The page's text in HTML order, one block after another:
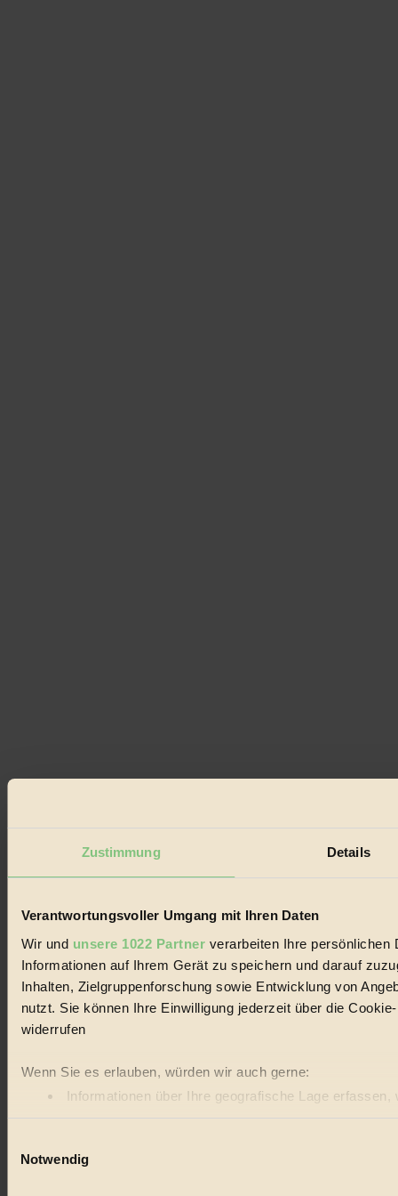
Zustimmung Details
Verantwortungsvoller Umgang mit Ihren Daten
Wir und unsere 1022 Partnerverarbeiten Ihre persönlichen
Informationen auf Ihrem Gerät zu speichern und darauf
Inhalten, Zielgruppenforschung sowie Entwicklung von
nutzt. Sie können Ihre Einwilligung jederzeit über die
widerrufen
Wenn Sie es erlauben, würden wir auch gerne:
Informationen über Ihre geografische Lage
Ihr Gerät durch aktives Scannen nach bestimmten
Notwendig